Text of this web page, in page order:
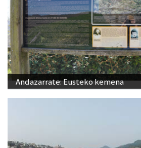
Andazarrate: Eusteko kemena